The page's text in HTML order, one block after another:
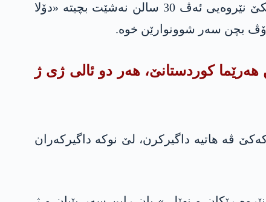
کۆمێن گه‌شتیاران هەر رۆژ دچنه‌ «نه‌هالا دۆژەهێ» یا گوندێ هەسپستێ و شکەفتان زیارەت دکن، لێ ئێكێ نێروەیی ئەڤ 30 سالن نه‌شێت بچیته‌ «دۆلا
بچن سەر شوونوارێن خوە.
کوردستانێ، هەر دو ئالی ژی ژ
ژ حه‌فته‌نین هەتا برادۆستێ درێژ دبیت، 30 سالن ژ ئالیێ په‌كه‌كێ ڤە هاتیە داگیرکرن، لێ نوکە داگیرکەران